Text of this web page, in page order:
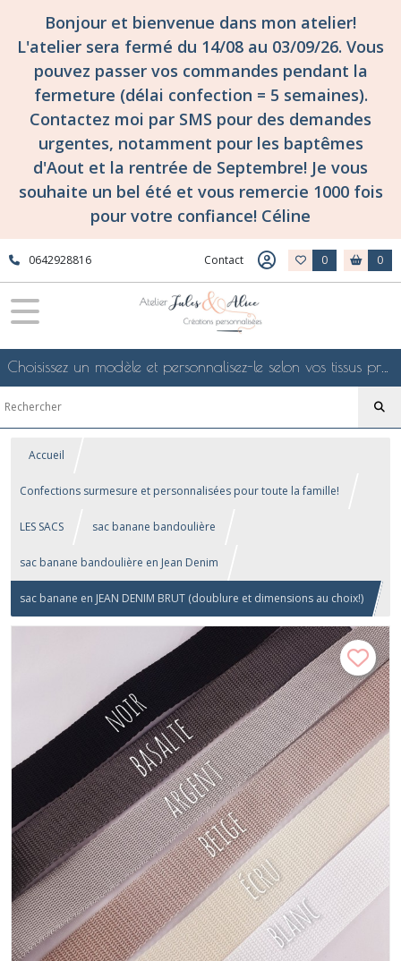
Bonjour et bienvenue dans mon atelier!
L'atelier sera fermé du 14/08 au 03/09/26. Vous
pouvez passer vos commandes pendant la
fermeture (délai confection = 5 semaines).
Contactez moi par SMS pour des demandes
urgentes, notamment pour les baptêmes
d'Aout et la rentrée de Septembre! Je vous
souhaite un bel été et vous remercie 1000 fois
pour votre confiance! Céline
0642928816 Contact 0 0
Choisissez un modèle et personnalisez-le selon vos tissus préférés de mes collections en ligne, je le confectionnerai selon vos souhaits
Accueil
Confections surmesure et personnalisées pour toute la famille!
LES SACS sac banane bandoulière
sac banane bandoulière en Jean Denim
sac banane en JEAN DENIM BRUT (doublure et dimensions au choix!)